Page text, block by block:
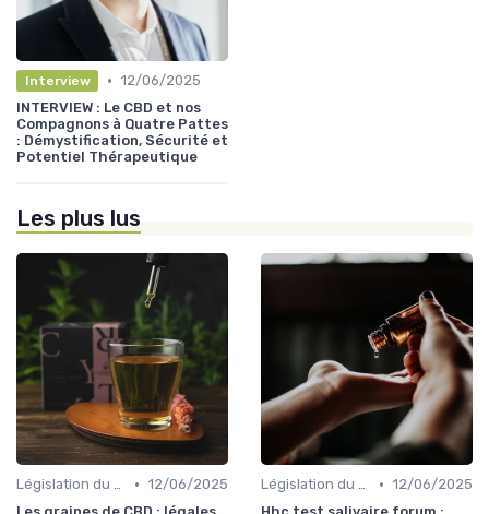
Interview • 12/06/2025
INTERVIEW : Le CBD et nos
Compagnons à Quatre Pattes
: Démystification, Sécurité et
Potentiel Thérapeutique
Les plus lus
Législation du CBD • 12/06/2025
Législation du CBD • 12/06/2025